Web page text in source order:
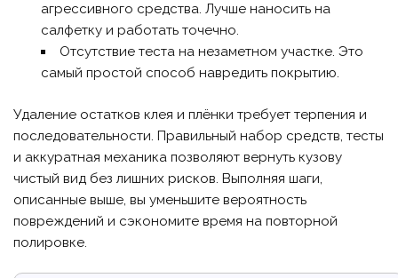
агрессивного средства. Лучше наносить на
салфетку и работать точечно.
Отсутствие теста на незаметном участке. Это
самый простой способ навредить покрытию.
Удаление остатков клея и плёнки требует терпения и
последовательности. Правильный набор средств, тесты
и аккуратная механика позволяют вернуть кузову
чистый вид без лишних рисков. Выполняя шаги,
описанные выше, вы уменьшите вероятность
повреждений и сэкономите время на повторной
полировке.